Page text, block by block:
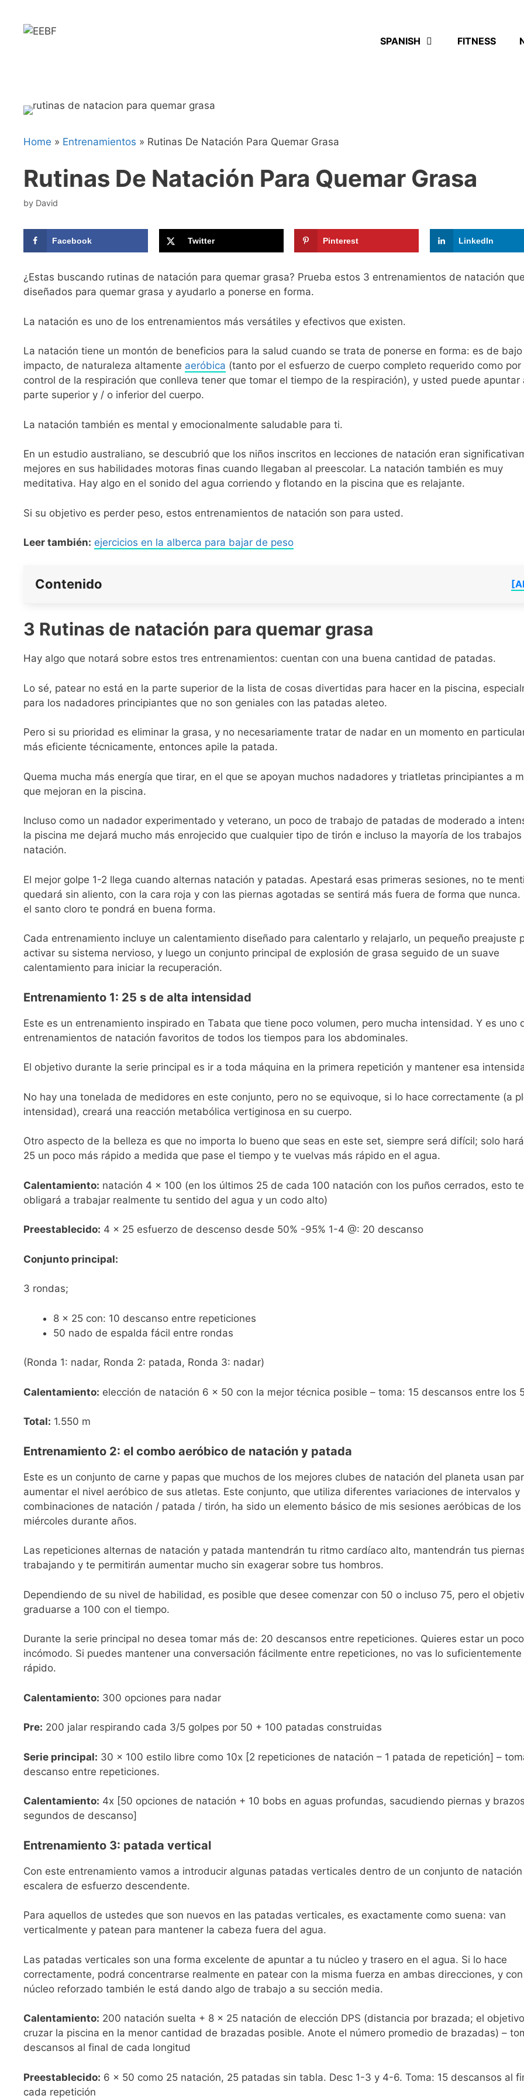
content
SPANISH FITNESS
Home » Entrenamientos » Rutinas De Natación Para Quemar Grasa
Rutinas De Natación Para Quemar Grasa
by David
Facebook Twitter Pinterest LinkedIn
¿Estas buscando rutinas de natación para quemar grasa? Prueba estos 3 entrenamientos de natación
diseñados para quemar grasa y ayudarlo a ponerse en forma.
La natación es uno de los entrenamientos más versátiles y efectivos que existen.
La natación tiene un montón de beneficios para la salud cuando se trata de ponerse en forma: es de bajo
impacto, de naturaleza altamente aeróbica (tanto por el esfuerzo de cuerpo completo requerido como por
control de la respiración que conlleva tener que tomar el tiempo de la respiración), y usted puede apuntar
parte superior y / o inferior del cuerpo.
La natación también es mental y emocionalmente saludable para ti.
En un estudio australiano, se descubrió que los niños inscritos en lecciones de natación eran
mejores en sus habilidades motoras finas cuando llegaban al preescolar. La natación también es muy
meditativa. Hay algo en el sonido del agua corriendo y flotando en la piscina que es relajante.
Si su objetivo es perder peso, estos entrenamientos de natación son para usted.
Leer también: ejercicios en la alberca para bajar de peso
Contenido
3 Rutinas de natación para quemar grasa
Hay algo que notará sobre estos tres entrenamientos: cuentan con una buena cantidad de patadas.
Lo sé, patear no está en la parte superior de la lista de cosas divertidas para hacer en la piscina,
para los nadadores principiantes que no son geniales con las patadas aleteo.
Pero si su prioridad es eliminar la grasa, y no necesariamente tratar de nadar en un momento en
más eficiente técnicamente, entonces apile la patada.
Quema mucha más energía que tirar, en el que se apoyan muchos nadadores y triatletas principiantes a
que mejoran en la piscina.
Incluso como un nadador experimentado y veterano, un poco de trabajo de patadas de moderado a
la piscina me dejará mucho más enrojecido que cualquier tipo de tirón e incluso la mayoría de los trabajos
natación.
El mejor golpe 1-2 llega cuando alternas natación y patadas. Apestará esas primeras sesiones, no te
quedará sin aliento, con la cara roja y con las piernas agotadas se sentirá más fuera de forma que nunca.
el santo cloro te pondrá en buena forma.
Cada entrenamiento incluye un calentamiento diseñado para calentarlo y relajarlo, un pequeño preajuste
activar su sistema nervioso, y luego un conjunto principal de explosión de grasa seguido de un suave
calentamiento para iniciar la recuperación.
Entrenamiento 1: 25 s de alta intensidad
Este es un entrenamiento inspirado en Tabata que tiene poco volumen, pero mucha intensidad. Y es uno
entrenamientos de natación favoritos de todos los tiempos para los abdominales.
El objetivo durante la serie principal es ir a toda máquina en la primera repetición y mantener esa
No hay una tonelada de medidores en este conjunto, pero no se equivoque, si lo hace correctamente (a
intensidad), creará una reacción metabólica vertiginosa en su cuerpo.
Otro aspecto de la belleza es que no importa lo bueno que seas en este set, siempre será difícil; solo
25 un poco más rápido a medida que pase el tiempo y te vuelvas más rápido en el agua.
Calentamiento: natación 4 × 100 (en los últimos 25 de cada 100 natación con los puños cerrados, esto te
obligará a trabajar realmente tu sentido del agua y un codo alto)
Preestablecido: 4 × 25 esfuerzo de descenso desde 50% -95% 1-4 @: 20 descanso
Conjunto principal:
3 rondas;
8 × 25 con: 10 descanso entre repeticiones
50 nado de espalda fácil entre rondas
(Ronda 1: nadar, Ronda 2: patada, Ronda 3: nadar)
Calentamiento: elección de natación 6 × 50 con la mejor técnica posible – toma: 15 descansos entre los
Total: 1.550 m
Entrenamiento 2: el combo aeróbico de natación y patada
Este es un conjunto de carne y papas que muchos de los mejores clubes de natación del planeta usan
aumentar el nivel aeróbico de sus atletas. Este conjunto, que utiliza diferentes variaciones de intervalos y
combinaciones de natación / patada / tirón, ha sido un elemento básico de mis sesiones aeróbicas de los
miércoles durante años.
Las repeticiones alternas de natación y patada mantendrán tu ritmo cardíaco alto, mantendrán tus
trabajando y te permitirán aumentar mucho sin exagerar sobre tus hombros.
Dependiendo de su nivel de habilidad, es posible que desee comenzar con 50 o incluso 75, pero el
graduarse a 100 con el tiempo.
Durante la serie principal no desea tomar más de: 20 descansos entre repeticiones. Quieres estar un poco
incómodo. Si puedes mantener una conversación fácilmente entre repeticiones, no vas lo suficientemente
rápido.
Calentamiento: 300 opciones para nadar
Pre: 200 jalar respirando cada 3/5 golpes por 50 + 100 patadas construidas
Serie principal: 30 × 100 estilo libre como 10x [2 repeticiones de natación – 1 patada de repetición] –
descanso entre repeticiones.
Calentamiento: 4x [50 opciones de natación + 10 bobs en aguas profundas, sacudiendo piernas y
segundos de descanso]
Entrenamiento 3: patada vertical
Con este entrenamiento vamos a introducir algunas patadas verticales dentro de un conjunto de
escalera de esfuerzo descendente.
Para aquellos de ustedes que son nuevos en las patadas verticales, es exactamente como suena: van
verticalmente y patean para mantener la cabeza fuera del agua.
Las patadas verticales son una forma excelente de apuntar a tu núcleo y trasero en el agua. Si lo hace
correctamente, podrá concentrarse realmente en patear con la misma fuerza en ambas direcciones, y
núcleo reforzado también le está dando algo de trabajo a su sección media.
Calentamiento: 200 natación suelta + 8 × 25 natación de elección DPS (distancia por brazada; el
cruzar la piscina en la menor cantidad de brazadas posible. Anote el número promedio de brazadas) –
descansos al final de cada longitud
Preestablecido: 6 × 50 como 25 natación, 25 patadas sin tabla. Desc 1-3 y 4-6. Toma: 15 descansos al
cada repetición